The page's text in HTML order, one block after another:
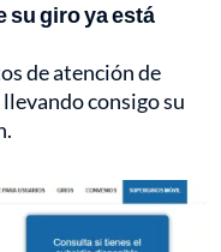
su giro ya está
de atención de
consigo su